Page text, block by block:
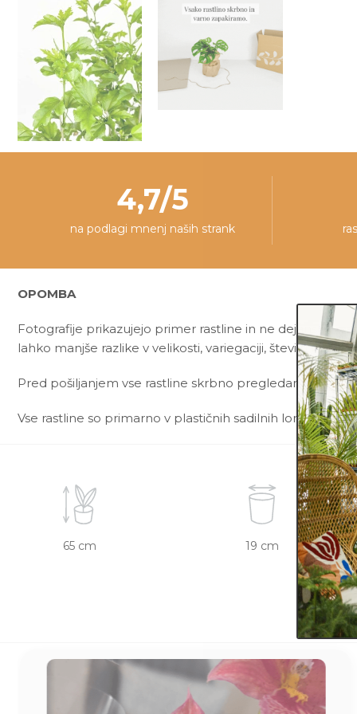
4,7/5
na podlagi mnenj naših strank
OPOMBA
Fotografije prikazujejo primer rastline in ne dejanske
lahko manjše razlike v velikosti, variegaciji, številu listov,
Pred pošiljanjem vse rastline skrbno pregledamo in
Vse rastline so primarno v plastičnih sadilnih lončkih.
65 cm 19 cm